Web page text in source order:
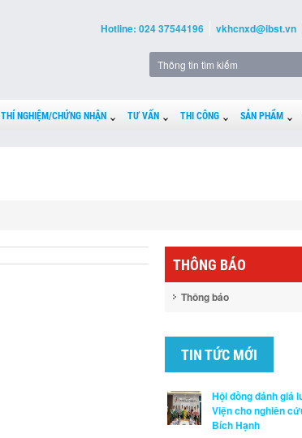
Hotline: 024 37544196 vkhcnxd@ibst.vn
THÍ NGHIỆM/CHỨNG NHẬN TƯ VẤN THI CÔNG SẢN PHẨM
THÔNG BÁO
Thông báo
TIN TỨC MỚI
Hội đồng đánh giá
Viện cho nghiên
Bích Hạnh